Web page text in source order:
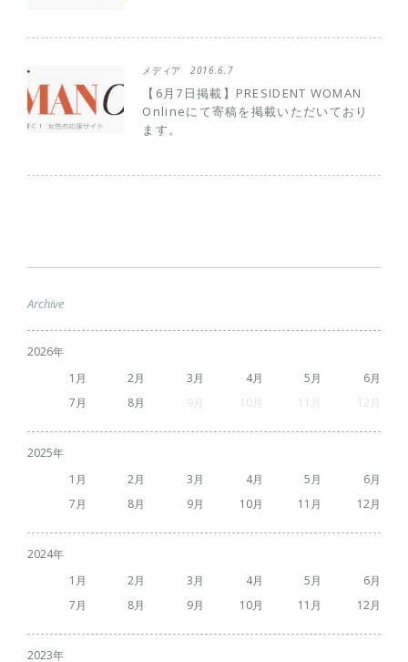
メディア 2016.6.7
【6月7日掲載】PRESIDENT WOMAN
Onlineにて寄稿を掲載いただいており
ます。
Archive
2026
1
2 3 4 5
6
7
8 9 10 11 12
2025
1
2 3 4 5
6
7
8 9 10 11 12
2024
1
2 3 4 5
6
7
8 9 10 11 12
2023